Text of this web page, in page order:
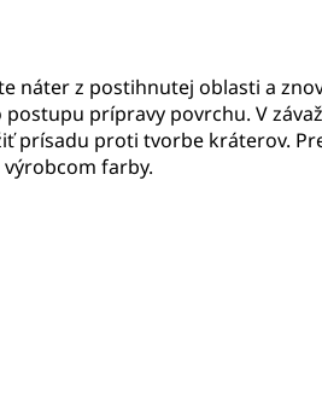
náter z postihnutej oblasti a
prípravy povrchu. V
prísadu proti tvorbe kráterov.
farby.